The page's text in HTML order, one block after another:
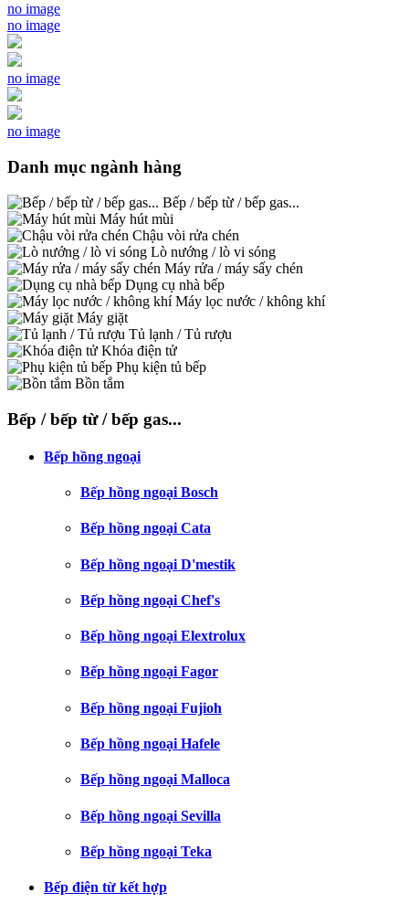
no image
no image
no image
no image
Danh mục ngành hàng
Bếp / bếp từ / bếp gas...
Máy hút mùi
Chậu vòi rửa chén
Lò nướng / lò vi sóng
Máy rửa / máy sấy chén
Dụng cụ nhà bếp
Máy lọc nước / không khí
Máy giặt
Tủ lạnh / Tủ rượu
Khóa điện tử
Phụ kiện tủ bếp
Bồn tắm
Bếp / bếp từ / bếp gas...
Bếp hồng ngoại
Bếp hồng ngoại Bosch
Bếp hồng ngoại Cata
Bếp hồng ngoại D'mestik
Bếp hồng ngoại Chef's
Bếp hồng ngoại Elextrolux
Bếp hồng ngoại Fagor
Bếp hồng ngoại Fujioh
Bếp hồng ngoại Hafele
Bếp hồng ngoại Malloca
Bếp hồng ngoại Sevilla
Bếp hồng ngoại Teka
Bếp điện từ kết hợp